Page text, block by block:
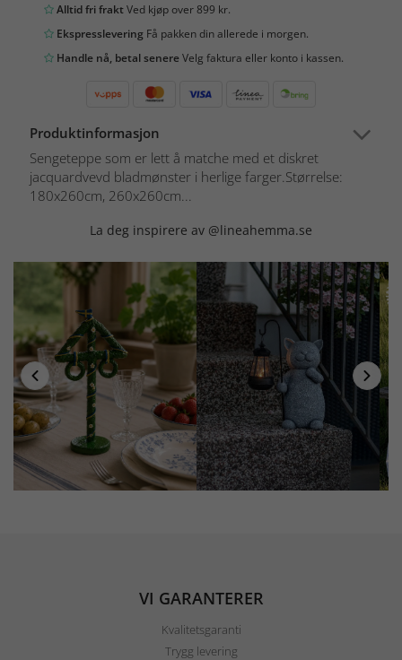
Alltid fri fraktVed kjøp over 899 kr.
Ekspresslevering Få pakken din allerede i morgen.
Handle nå, betal senereVelg faktura eller konto i kassen.
Produktinformasjon
Sengeteppe som er lett å matche med et diskret
jacquardvevd bladmønster i herlige farger.Størrelse:
180x260cm, 260x260cm...
La deg inspirere av @lineahemma.se
VI GARANTERER
Kvalitetsgaranti
Trygg levering